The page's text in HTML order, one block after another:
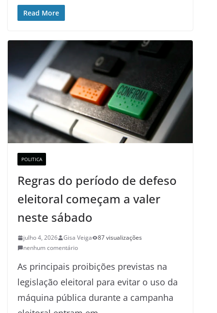
Read More
POLITICA
Regras do período de defeso
eleitoral começam a valer
neste sábado
julho 4, 2026 Gisa Veiga
87 visualizações
nenhum comentário
As principais proibições previstas na
legislação eleitoral para evitar o uso da
máquina pública durante a campanha